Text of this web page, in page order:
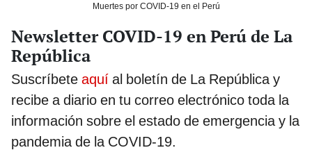
Muertes por COVID-19 en el Perú
Newsletter COVID-19 en Perú de La
República
Suscríbete aquí al boletín de La República y
recibe a diario en tu correo electrónico toda la
información sobre el estado de emergencia y la
pandemia de la COVID-19.